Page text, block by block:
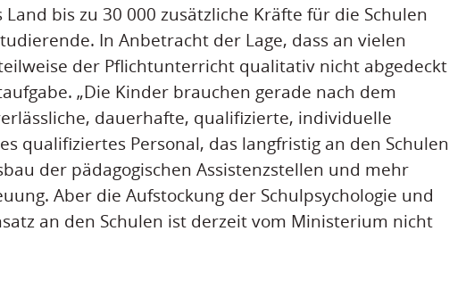
Land bis zu 30 000 zusätzliche Kräfte für die Schulen
In Anbetracht der Lage, dass an vielen
der Pflichtunterricht qualitativ nicht abgedeckt
„Die Kinder brauchen gerade nach dem
dauerhafte, qualifizierte, individuelle
qualifiziertes Personal, das langfristig an den Schulen
der pädagogischen Assistenzstellen und mehr
Aber die Aufstockung der Schulpsychologie und
an den Schulen ist derzeit vom Ministerium nicht